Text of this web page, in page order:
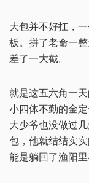
大包并不好扛，
板。拼了老命一
差了一大截。
就是这五六角一
小四体不勤的金
大少爷也没做过
包，他就结结实
能是躺回了渔阳里